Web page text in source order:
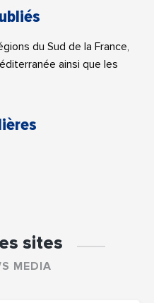
du Sud de la France,
ainsi que les
sites
MEDIA